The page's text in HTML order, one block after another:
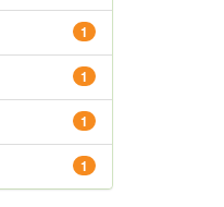
1
1
1
1